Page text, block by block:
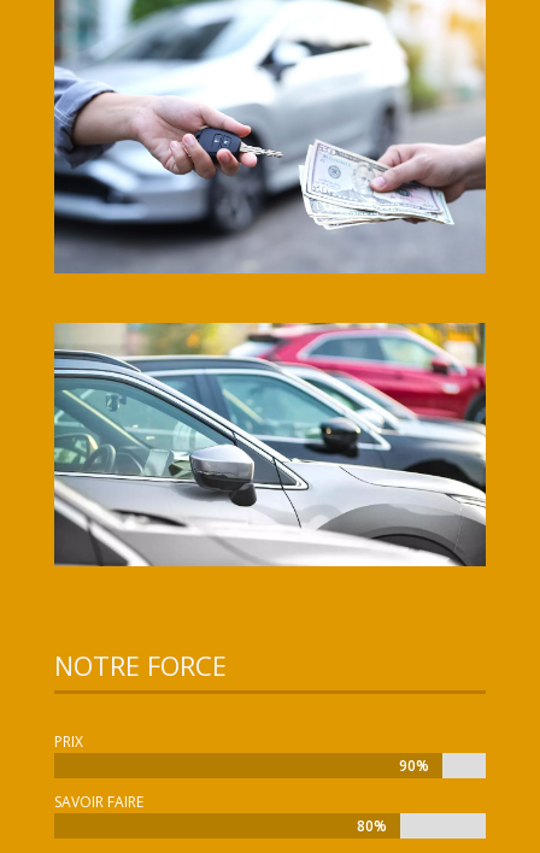
NOTRE FORCE
PRIX
90%
90%
SAVOIR FAIRE
80%
80%